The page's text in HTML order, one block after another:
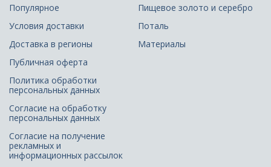
Популярное
Условия доставки
Доставка в регионы
Публичная оферта
Политика обработки
персональных данных
Согласие на обработку
персональных данных
Согласие на получение
рекламных и
информационных рассылок
Пищевое золото и серебро
Поталь
Материалы